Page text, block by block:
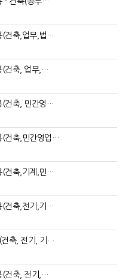
(건축,업무,법…
(건축, 업무,…
(건축, 민간영…
(건축,민간영업…
(건축,기계,민…
(건축,전기,기…
건축, 전기, 기…
(건축, 전기,…